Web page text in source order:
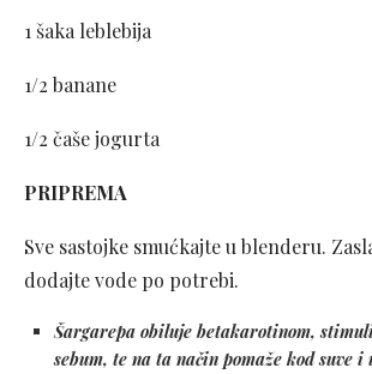
1 šaka leblebija
1/2 banane
1/2 čaše jogurta
PRIPREMA
Sve sastojke smućkajte u blenderu.
dodajte vode po potrebi.
Šargarepa obiluje betakarotinom,
sebum, te na ta način pomaže kod suve i